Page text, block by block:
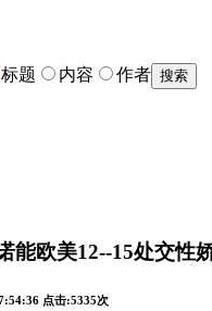
标题 内容 作者
能欧美12--15处交性
点击:5335次